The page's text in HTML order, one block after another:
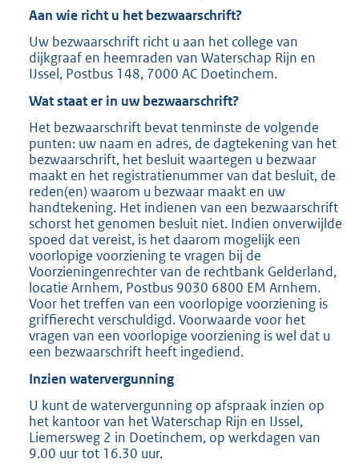
Aan wie richt u het bezwaarschrift?
Uw bezwaarschrift richt u aan het college van
dijkgraaf en heemraden van Waterschap Rijn en
IJssel, Postbus 148, 7000 AC Doetinchem.
Wat staat er in uw bezwaarschrift?
Het bezwaarschrift bevat tenminste de volgende
punten: uw naam en adres, de dagtekening van het
bezwaarschrift, het besluit waartegen u bezwaar
maakt en het registratienummer van dat besluit, de
reden(en) waarom u bezwaar maakt en uw
handtekening. Het indienen van een bezwaarschrift
schorst het genomen besluit niet. Indien onverwijlde
spoed dat vereist, is het daarom mogelijk een
voorlopige voorziening te vragen bij de
Voorzieningenrechter van de rechtbank Gelderland,
locatie Arnhem, Postbus 9030 6800 EM Arnhem.
Voor het treffen van een voorlopige voorziening is
griffierecht verschuldigd. Voorwaarde voor het
vragen van een voorlopige voorziening is wel dat u
een bezwaarschrift heeft ingediend.
Inzien watervergunning
U kunt de watervergunning op afspraak inzien op
het kantoor van het Waterschap Rijn en IJssel,
Liemersweg 2 in Doetinchem, op werkdagen van
9.00 uur tot 16.30 uur.